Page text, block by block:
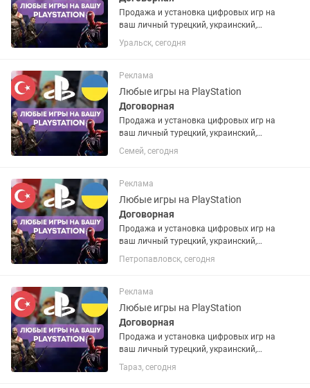
Продажа и установка цифровых игр на
ваш личный турецкий, украинский,
американский или польский PSN
аккаунт. Если аккаунта нет – помогу
запросу. Работают на PS4 и...
Уральск, сегодня
Реклама
Любые игры на PlayStation
Договорная
Продажа и установка цифровых игр на
ваш личный турецкий, украинский,
американский или польский PSN
аккаунт. Если аккаунта нет – помогу
запросу. Работают на PS4 и...
Семей, сегодня
Реклама
Любые игры на PlayStation
Договорная
Продажа и установка цифровых игр на
ваш личный турецкий, украинский,
американский или польский PSN
аккаунт. Если аккаунта нет – помогу
запросу. Работают на PS4 и...
Петропавловск, сегодня
Реклама
Любые игры на PlayStation
Договорная
Продажа и установка цифровых игр на
ваш личный турецкий, украинский,
американский или польский PSN
аккаунт. Если аккаунта нет – помогу
Тараз, сегодня